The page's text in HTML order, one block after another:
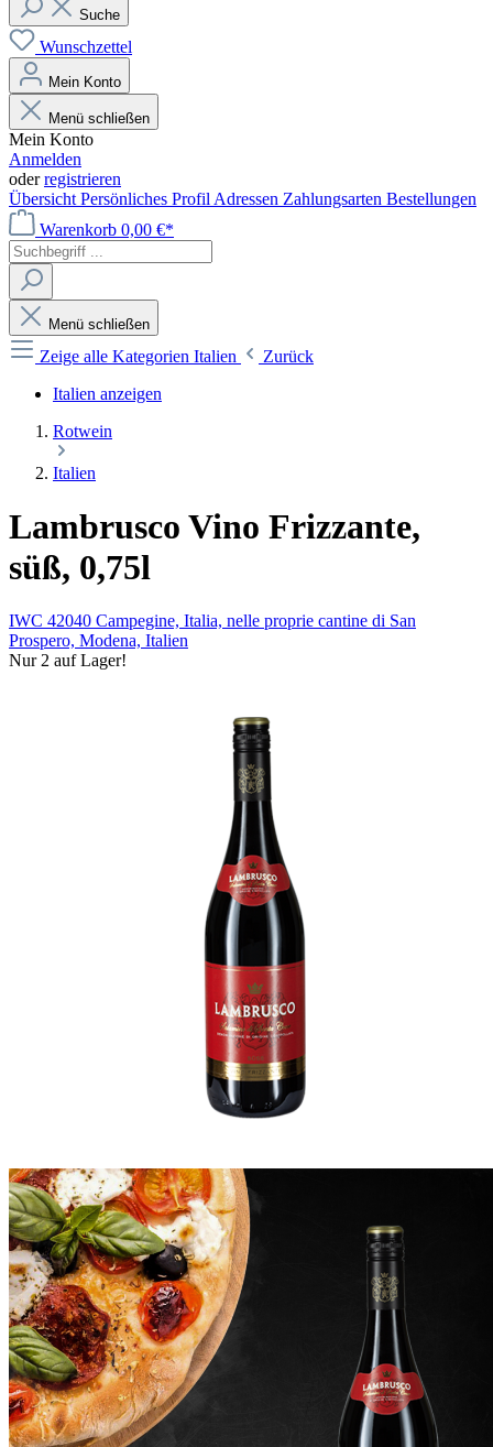
Suche
Wunschzettel
Mein Konto
Menü schließen
Mein Konto
Anmelden
oderregistrieren
Übersicht Persönliches Profil Adressen Zahlungsarten Bestellungen
Warenkorb 0,00 €*
Menü schließen
Zeige alle Kategorien Italien
Zurück
Italien anzeigen
Rotwein
Italien
Lambrusco Vino Frizzante,
süß, 0,75l
IWC 42040 Campegine, Italia, nelle proprie cantine di San
Prospero, Modena, Italien
Nur 2 auf Lager!